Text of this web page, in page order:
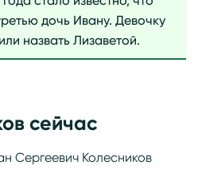
дочь Ивану. Девочку
назвать Лизаветой.
сейчас
Сергеевич Колесников